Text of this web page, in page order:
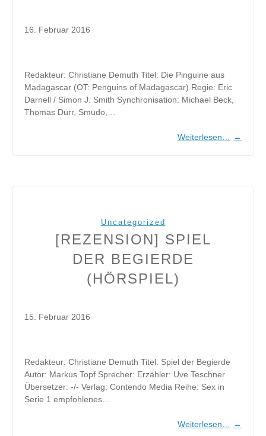
16. Februar 2016
Redakteur: Christiane Demuth Titel: Die Pinguine aus
Madagascar (OT: Penguins of Madagascar) Regie: Eric
Darnell / Simon J. Smith Synchronisation: Michael Beck,
Thomas Dürr, Smudo,…
Weiterlesen… →
Uncategorized
[REZENSION] SPIEL
DER BEGIERDE
(HÖRSPIEL)
15. Februar 2016
Redakteur: Christiane Demuth Titel: Spiel der Begierde
Autor: Markus Topf Sprecher: Erzähler: Uve Teschner
Übersetzer: -/- Verlag: Contendo Media Reihe: Sex in
Serie 1 empfohlenes…
Weiterlesen… →